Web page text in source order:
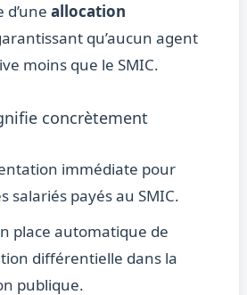
d’une allocation
qu’aucun agent
moins que le SMIC.
concrètement
immédiate pour
salariés payés au SMIC.
place automatique de
différentielle dans la
publique.